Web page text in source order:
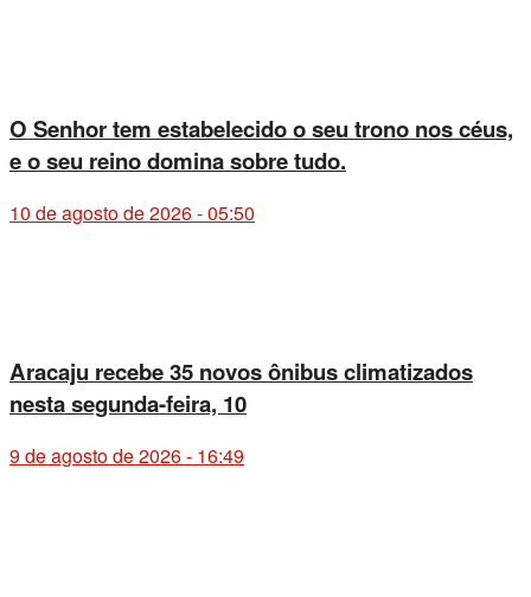
O Senhor tem estabelecido o seu trono nos céus,
e o seu reino domina sobre tudo.
10 de agosto de 2026 - 05:50
Aracaju recebe 35 novos ônibus climatizados
nesta segunda-feira, 10
9 de agosto de 2026 - 16:49